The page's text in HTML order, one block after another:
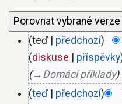
teď předchozí
diskuse
příspěvky
→‎Domácí příklady
teď
předchozí